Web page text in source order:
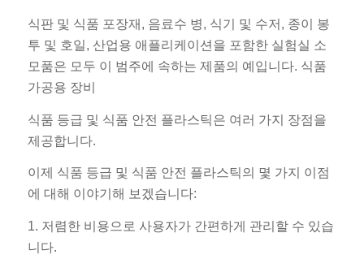
식판 및 식품 포장재, 음료수 병, 식기 및 수저, 종이 봉
투 및 호일, 산업용 애플리케이션을 포함한 실험실 소
모품은 모두 이 범주에 속하는 제품의 예입니다. 식품
가공용 장비
식품 등급 및 식품 안전 플라스틱은 여러 가지 장점을
제공합니다.
이제 식품 등급 및 식품 안전 플라스틱의 몇 가지 이점
에 대해 이야기해 보겠습니다:
1. 저렴한 비용으로 사용자가 간편하게 관리할 수 있습
니다.